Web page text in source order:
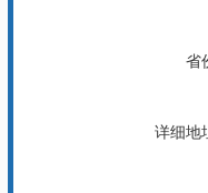
省
详细地